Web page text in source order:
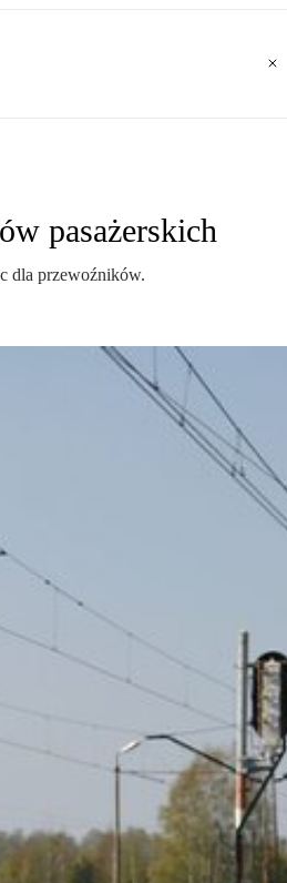
pasażerskich
dla przewoźników.